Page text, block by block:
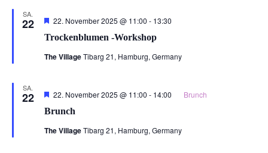
SA.
22
Trockenblumen -Workshop
Hervorgehoben
22. November 2025 @ 11:00 - 13:30
The VillageTibarg 21, Hamburg, Germany
SA.
22
Brunch
Hervorgehoben
22. November 2025 @ 11:00 - 14:00 Brunch
The VillageTibarg 21, Hamburg, Germany